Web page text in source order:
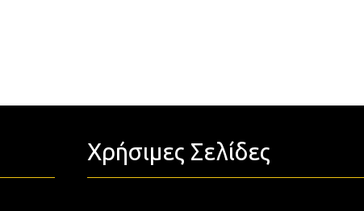
Χρήσιμες Σελίδες